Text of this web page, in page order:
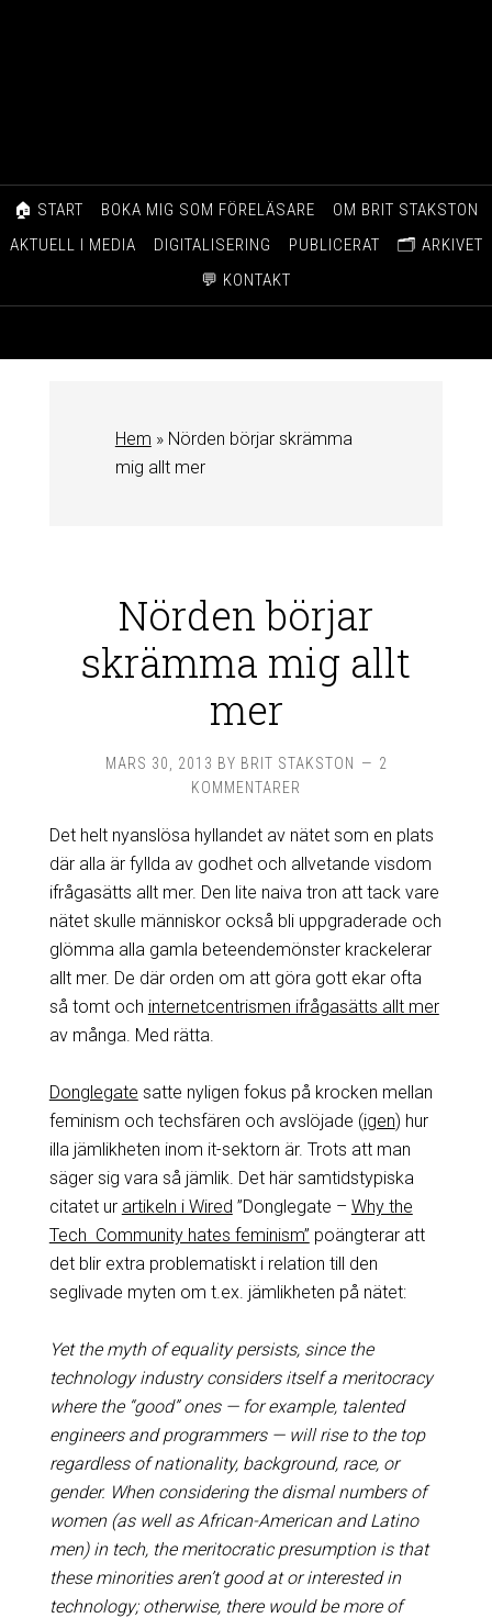
🏠 START BOKA MIG SOM FÖRELÄSARE
OM BRIT STAKSTON
AKTUELL I MEDIA
DIGITALISERING PUBLICERAT
🗂️ ARKIVET
💬 KONTAKT
Hem » Nörden börjar skrämma
mig allt mer
Nörden börjar
skrämma mig allt
mer
MARS 30, 2013 BY BRIT STAKSTON
2
KOMMENTARER
Det helt nyanslösa hyllandet av nätet som en plats
där alla är fyllda av godhet och allvetande visdom
ifrågasätts allt mer. Den lite naiva tron att tack vare
nätet skulle människor också bli uppgraderade och
glömma alla gamla beteendemönster krackelerar
allt mer. De där orden om att göra gott ekar ofta
så tomt och internetcentrismen ifrågasätts allt mer
av många. Med rätta.
Donglegate satte nyligen fokus på krocken mellan
feminism och techsfären och avslöjade (igen) hur
illa jämlikheten inom it-sektorn är. Trots att man
säger sig vara så jämlik. Det här samtidstypiska
citatet ur artikeln i Wired ”Donglegate – Why the
Tech Community hates feminism” poängterar att
det blir extra problematiskt i relation till den
seglivade myten om t.ex. jämlikheten på nätet:
Yet the myth of equality persists, since the
technology industry considers itself a meritocracy
where the “good” ones — for example, talented
engineers and programmers — will rise to the top
regardless of nationality, background, race, or
gender. When considering the dismal numbers of
women (as well as African-American and Latino
men) in tech, the meritocratic presumption is that
these minorities aren’t good at or interested in
technology; otherwise, there would be more of